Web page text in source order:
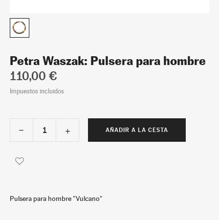
Petra Waszak: Pulsera para hombre
110,00 €
Impuestos incluidos
AÑADIR A LA CESTA
Pulsera para hombre "Vulcano"